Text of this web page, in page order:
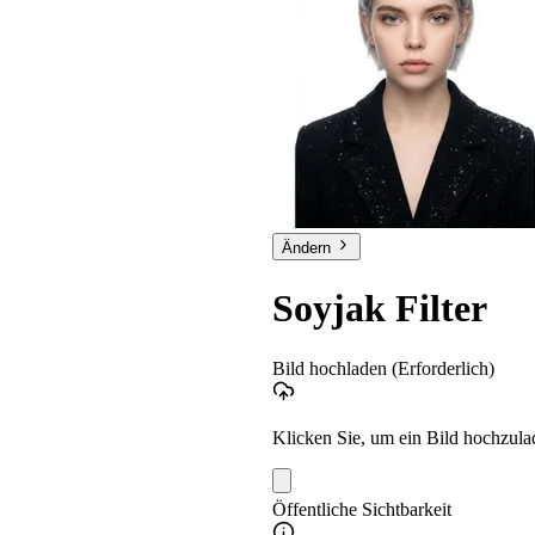
Ändern
Soyjak Filter
Bild hochladen (Erforderlich)
Klicken Sie, um ein Bild
Öffentliche Sichtbarkeit